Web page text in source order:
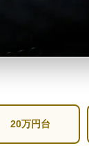
20万円台